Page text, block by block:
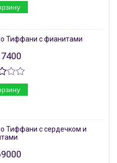
Тиффани с фианитами
Тиффани с сердечком и